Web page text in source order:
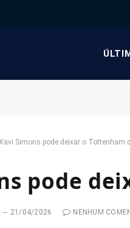
Simons pode deixar o Tottenham
pode
21/04/2026 NENHUM